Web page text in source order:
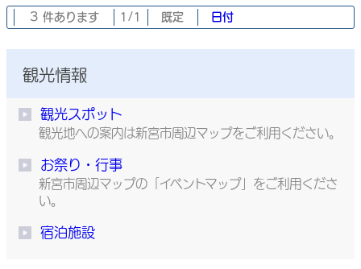
3 件あります 1/1 既定 日付
観光情報
観光スポット
観光地への案内は新宮市周辺マップをご利用ください。
お祭り・行事
新宮市周辺マップの「イベントマップ」をご利用くださ
い。
宿泊施設